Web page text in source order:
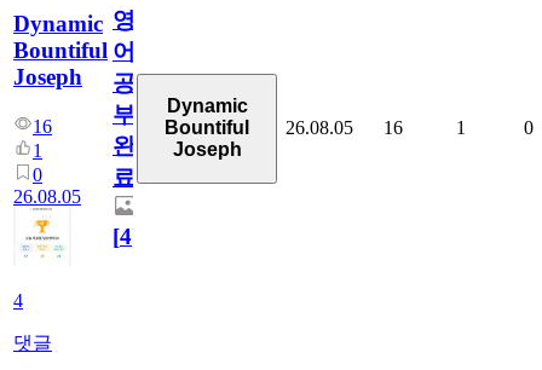
Dynamic
Bountiful
Joseph
16
1
0
26.08.05
4
댓글
영
어
공
부
완
료
[4]
Dynamic
Bountiful
Joseph
26.08.05 16 1 0